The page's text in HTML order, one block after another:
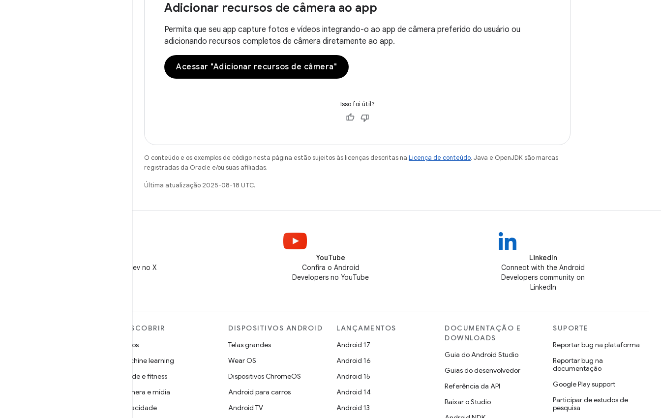
Adicionar recursos de câmera ao app
Permita que seu app capture fotos e vídeos integrando-o ao app de câmera preferido do usuário ou
adicionando recursos completos de câmera diretamente ao app.
Acessar "Adicionar recursos de câmera"
Isso foi útil?
O conteúdo e os exemplos de código nesta página estão sujeitos às licenças descritas na Licença de conteúdo. Java e OpenJDK são marcas
registradas da Oracle e/ou suas afiliadas.
Última atualização 2025-08-18 UTC.
Siga @AndroidDev no X
YouTube
Confira o Android
Developers no YouTube
LinkedIn
Connect with the Android
Developers community on
LinkedIn
DESCOBRIR
Jogos
Machine learning
Saúde e fitness
Câmera e mídia
Privacidade
DISPOSITIVOS ANDROID
Telas grandes
Wear OS
Dispositivos ChromeOS
Android para carros
Android TV
LANÇAMENTOS
Android 17
Android 16
Android 15
Android 14
Android 13
DOCUMENTAÇÃO E
DOWNLOADS
Guia do Android Studio
Guias do desenvolvedor
Referência da API
Baixar o Studio
SUPORTE
Reportar bug na plataforma
Reportar bug na
documentação
Google Play support
Participar de estudos de
pesquisa